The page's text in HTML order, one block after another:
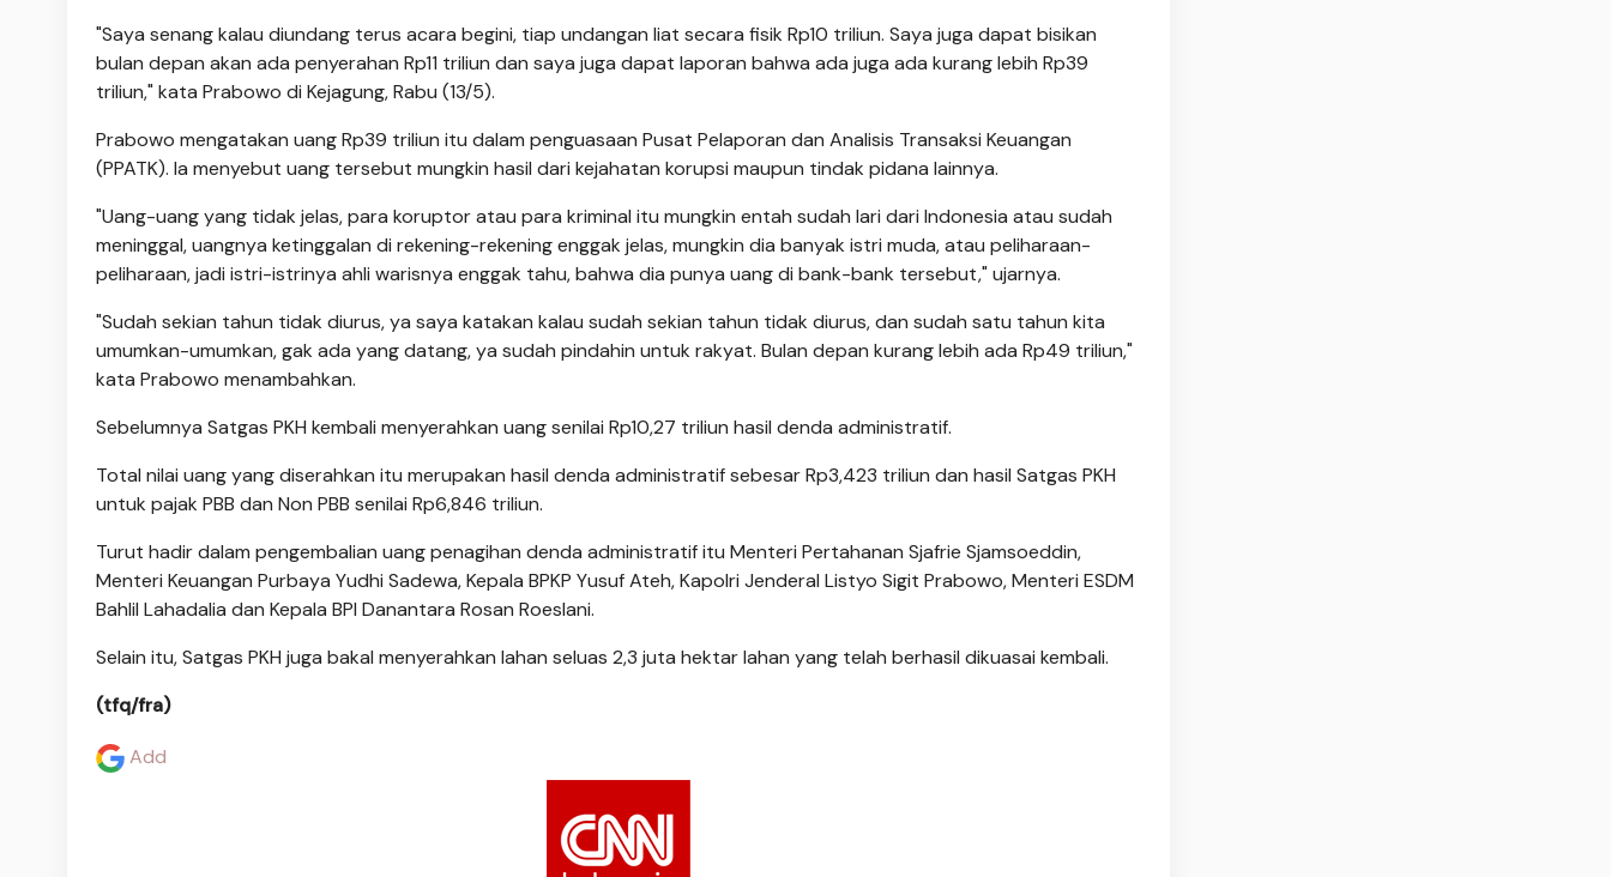
"Saya senang kalau diundang terus acara begini, tiap undangan liat secara fisik Rp10 triliun. Saya juga dapat bisikan
bulan depan akan ada penyerahan Rp11 triliun dan saya juga dapat laporan bahwa ada juga ada kurang lebih Rp39
triliun," kata Prabowo di Kejagung, Rabu (13/5).
Prabowo mengatakan uang Rp39 triliun itu dalam penguasaan Pusat Pelaporan dan Analisis Transaksi Keuangan
(PPATK). Ia menyebut uang tersebut mungkin hasil dari kejahatan korupsi maupun tindak pidana lainnya.
"Uang-uang yang tidak jelas, para koruptor atau para kriminal itu mungkin entah sudah lari dari Indonesia atau sudah
meninggal, uangnya ketinggalan di rekening-rekening enggak jelas, mungkin dia banyak istri muda, atau peliharaan-
peliharaan, jadi istri-istrinya ahli warisnya enggak tahu, bahwa dia punya uang di bank-bank tersebut," ujarnya.
"Sudah sekian tahun tidak diurus, ya saya katakan kalau sudah sekian tahun tidak diurus, dan sudah satu tahun kita
umumkan-umumkan, gak ada yang datang, ya sudah pindahin untuk rakyat. Bulan depan kurang lebih ada Rp49 triliun,"
kata Prabowo menambahkan.
Sebelumnya Satgas PKH kembali menyerahkan uang senilai Rp10,27 triliun hasil denda administratif.
Total nilai uang yang diserahkan itu merupakan hasil denda administratif sebesar Rp3,423 triliun dan hasil Satgas PKH
untuk pajak PBB dan Non PBB senilai Rp6,846 triliun.
Turut hadir dalam pengembalian uang penagihan denda administratif itu Menteri Pertahanan Sjafrie Sjamsoeddin,
Menteri Keuangan Purbaya Yudhi Sadewa, Kepala BPKP Yusuf Ateh, Kapolri Jenderal Listyo Sigit Prabowo, Menteri ESDM
Bahlil Lahadalia dan Kepala BPI Danantara Rosan Roeslani.
Selain itu, Satgas PKH juga bakal menyerahkan lahan seluas 2,3 juta hektar lahan yang telah berhasil dikuasai kembali.
(tfq/fra)
Add